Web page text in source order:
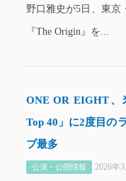
野口雅史が5日、東京
『The Origin』を...
ONE OR EIGHT、
Top 40」に2度目
プ最多
公演・公開情報 2026年